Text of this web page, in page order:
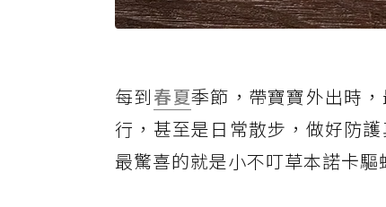
每到春夏季節，帶寶寶外出時
行，甚至是日常散步，做好防
最驚喜的就是小不叮草本諾卡